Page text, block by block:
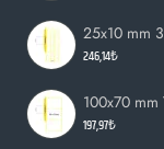
25x10 mm
246,14₺
100x70 mm
197,97₺